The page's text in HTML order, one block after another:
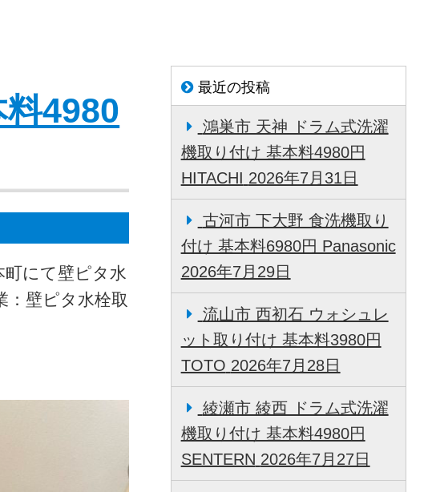
4980
にて壁ピタ水
壁ピタ水栓取
最近の投稿
鴻巣市 天神 ドラム式洗濯
機取り付け 基本料4980円
HITACHI 2026年7月31日
古河市 下大野 食洗機取り
付け 基本料6980円 Panasonic
2026年7月29日
流山市 西初石 ウォシュレ
ット取り付け 基本料3980円
TOTO 2026年7月28日
綾瀬市 綾西 ドラム式洗濯
機取り付け 基本料4980円
SENTERN 2026年7月27日